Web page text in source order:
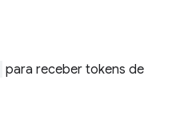
para receber tokens de